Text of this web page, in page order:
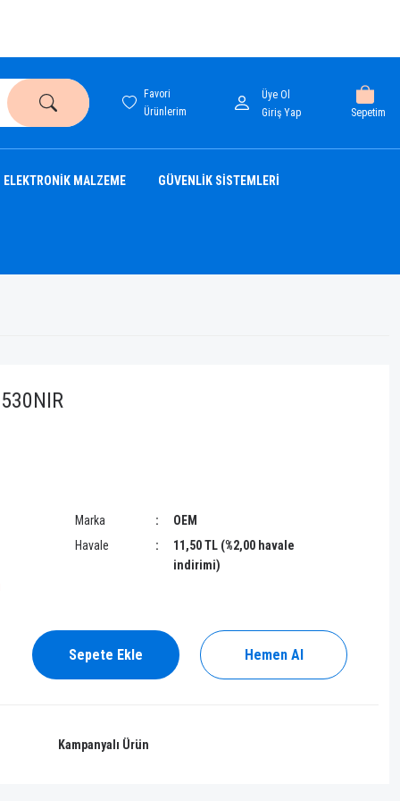
Favori
Ürünlerim
Giriş Yap
Üye Ol
Sepetim
ELEKTRONİK MALZEME GÜVENLİK SİSTEMLERİ
Marka
OEM
Havale
11,50 TL (%2,00 havale
indirimi)
Sepete Ekle Hemen Al
Kampanyalı Ürün